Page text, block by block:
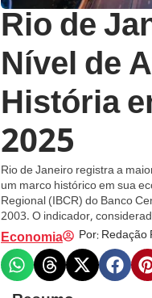
Rio de
Nível de
História
2025
Rio de Janeiro registra a
um marco histórico em sua
Regional (IBCR) do Banco
2003. O indicador,
Economia Por: Redação